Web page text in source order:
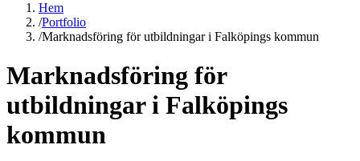
Hem
/Portfolio
/Marknadsföring för utbildningar i Falköpings kommun
Marknadsföring för
utbildningar i Falköpings
kommun